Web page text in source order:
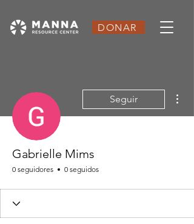
DONAR
Seguir
Gabrielle Mims
0 seguidores 0 seguidos